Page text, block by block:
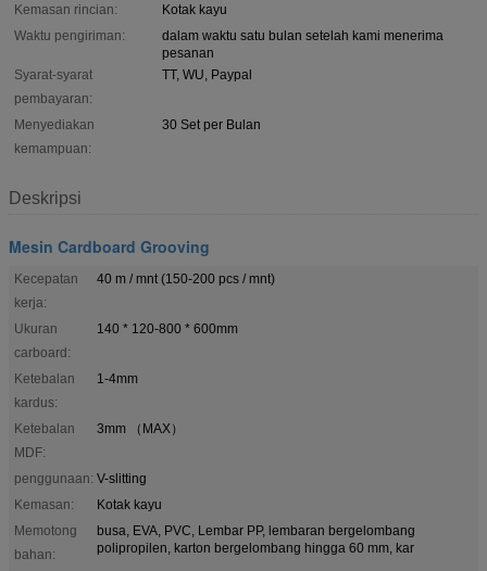
Kemasan rincian:
Kotak kayu
Waktu pengiriman:
dalam waktu satu bulan setelah kami menerima
pesanan
Syarat-syarat
pembayaran:
TT, WU, Paypal
Menyediakan
kemampuan:
30 Set per Bulan
Deskripsi
Mesin Cardboard Grooving
Kecepatan
kerja:
40 m / mnt (150-200 pcs / mnt)
Ukuran
carboard:
140 * 120-800 * 600mm
Ketebalan
kardus:
1-4mm
Ketebalan
MDF:
3mm （MAX）
penggunaan: V-slitting
Kemasan:
Kotak kayu
Memotong
bahan:
busa, EVA, PVC, Lembar PP, lembaran bergelombang
polipropilen, karton bergelombang hingga 60 mm, kar